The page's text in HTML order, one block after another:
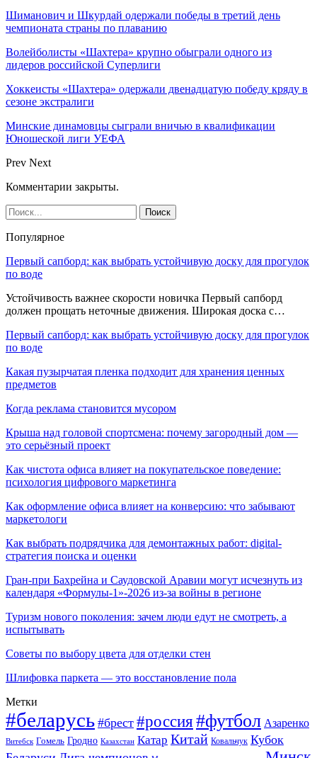
Шиманович и Шкурдай одержали победы в третий день
чемпионата страны по плаванию
Волейболисты «Шахтера» крупно обыграли одного из
лидеров российской Суперлиги
Хоккеисты «Шахтера» одержали двенадцатую победу кряду в
сезоне экстралиги
Минские динамовцы сыграли вничью в квалификации
Юношеской лиги УЕФА
Prev Next
Комментарии закрыты.
Популярное
Первый сапборд: как выбрать устойчивую доску для прогулок
по воде
Устойчивость важнее скорости новичка Первый сапборд
должен прощать неточные движения. Широкая доска с…
Первый сапборд: как выбрать устойчивую доску для прогулок
по воде
Какая пузырчатая пленка подходит для хранения ценных
предметов
Когда реклама становится мусором
Крыша над головой спортсмена: почему загородный дом —
это серьёзный проект
Как чистота офиса влияет на покупательское поведение:
психология цифрового маркетинга
Как оформление офиса влияет на конверсию: что забывают
маркетологи
Как выбрать подрядчика для демонтажных работ: digital-
стратегия поиска и оценки
Гран-при Бахрейна и Саудовской Аравии могут исчезнуть из
календаря «Формулы-1»-2026 из-за войны в регионе
Туризм нового поколения: зачем люди едут не смотреть, а
испытывать
Советы по выбору цвета для отделки стен
Шлифовка паркета — это восстановление пола
Метки
#беларусь #брест #россия#футбол Азаренко
Витебск Гомель Гродно Казахстан Катар Китай Ковальчук Кубок